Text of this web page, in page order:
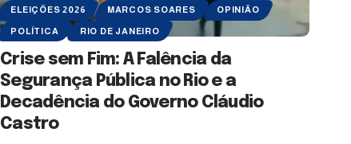
ELEIÇÕES 2026 MARCOS SOARES OPINIÃO
POLÍTICA RIO DE JANEIRO
Crise sem Fim: A Falência da
Segurança Pública no Rio e a
Decadência do Governo Cláudio
Castro